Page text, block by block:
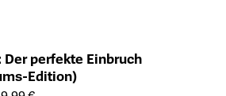
Der perfekte Einbruch
Edition)